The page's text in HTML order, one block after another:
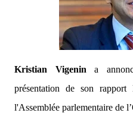
Kristian Vigenin a
présentation de son
l'Assemblée parlementaire de